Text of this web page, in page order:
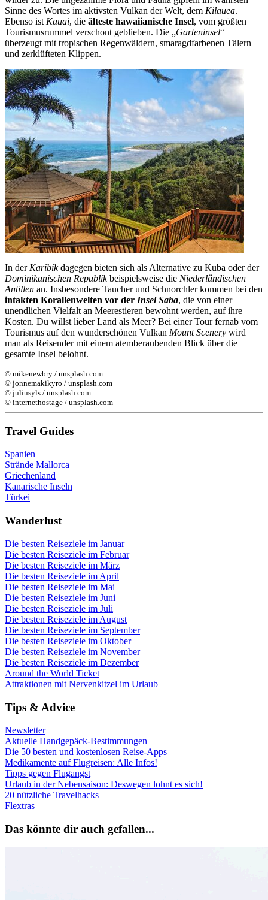
Sinne des Wortes im aktivsten Vulkan der Welt, dem Kilauea.
Ebenso ist Kauai, die älteste hawaiianische Insel, vom größten
Tourismusrummel verschont geblieben. Die „Garteninsel“
überzeugt mit tropischen Regenwäldern, smaragdfarbenen Tälern
und zerklüfteten Klippen.
In der Karibikdagegen bieten sich als Alternative zu Kuba oder der
Dominikanischen Republikbeispielsweise die Niederländischen
Antillen an. Insbesondere Taucher und Schnorchler kommen bei den
intakten Korallenwelten vor der Insel Saba, die von einer
unendlichen Vielfalt an Meerestieren bewohnt werden, auf ihre
Kosten. Du willst lieber Land als Meer? Bei einer Tour fernab vom
Tourismus auf den wunderschönen Vulkan Mount Scenery wird
man als Reisender mit einem atemberaubenden Blick über die
gesamte Insel belohnt.
© mikenewbry / unsplash.com
© jonnemakikyro / unsplash.com
© juliusyls / unsplash.com
© internethostage / unsplash.com
Travel Guides
Spanien
Strände Mallorca
Griechenland
Kanarische Inseln
Türkei
Wanderlust
Die besten Reiseziele im Januar
Die besten Reiseziele im Februar
Die besten Reiseziele im März
Die besten Reiseziele im April
Die besten Reiseziele im Mai
Die besten Reiseziele im Juni
Die besten Reiseziele im Juli
Die besten Reiseziele im August
Die besten Reiseziele im September
Die besten Reiseziele im Oktober
Die besten Reiseziele im November
Die besten Reiseziele im Dezember
Around the World Ticket
Attraktionen mit Nervenkitzel im Urlaub
Tips & Advice
Newsletter
Aktuelle Handgepäck-Bestimmungen
Die 50 besten und kostenlosen Reise-Apps
Medikamente auf Flugreisen: Alle Infos!
Tipps gegen Flugangst
Urlaub in der Nebensaison: Deswegen lohnt es sich!
20 nützliche Travelhacks
Flextras
Das könnte dir auch gefallen...